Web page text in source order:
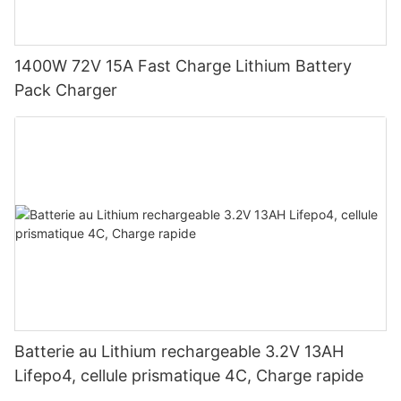
1400W 72V 15A Fast Charge Lithium Battery
Pack Charger
Batterie au Lithium rechargeable 3.2V 13AH
Lifepo4, cellule prismatique 4C, Charge rapide